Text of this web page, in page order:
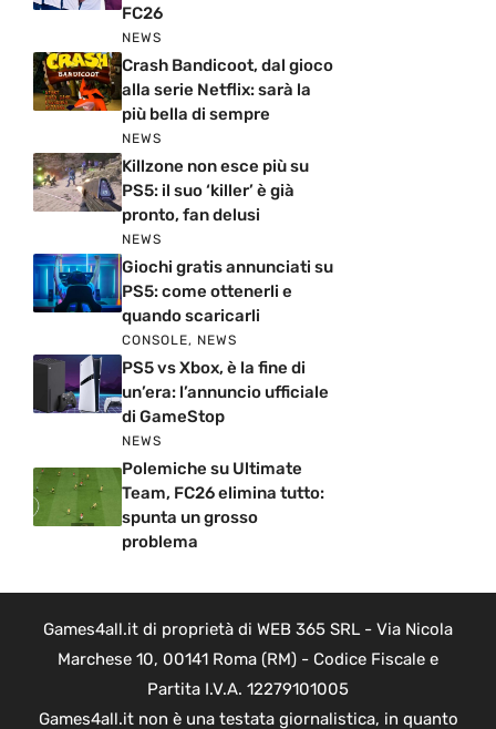
FC26
NEWS
Crash Bandicoot, dal gioco
alla serie Netflix: sarà la
più bella di sempre
NEWS
Killzone non esce più su
PS5: il suo ‘killer’ è già
pronto, fan delusi
NEWS
Giochi gratis annunciati su
PS5: come ottenerli e
quando scaricarli
CONSOLE, NEWS
PS5 vs Xbox, è la fine di
un’era: l’annuncio ufficiale
di GameStop
NEWS
Polemiche su Ultimate
Team, FC26 elimina tutto:
spunta un grosso
problema
Games4all.it di proprietà di WEB 365 SRL - Via Nicola
Marchese 10, 00141 Roma (RM) - Codice Fiscale e
Partita I.V.A. 12279101005
Games4all.it non è una testata giornalistica, in quanto